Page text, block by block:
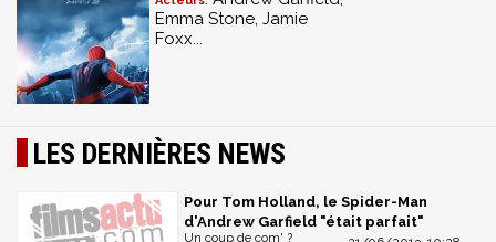
Emma Stone, Jamie
Foxx...
LES DERNIÈRES NEWS
Pour Tom Holland, le Spider-Man
d'Andrew Garfield "était parfait"
Un coup de com' ?